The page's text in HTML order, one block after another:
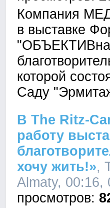
Компания
в выставке
которой
Саду
В The Ritz-
работу
хочу жить!»,
Almaty, 00:16,